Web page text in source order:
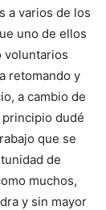
a varios de los
uno de ellos
voluntarios
retomando y
a cambio de
dudé
que se
de
muchos,
y sin mayor